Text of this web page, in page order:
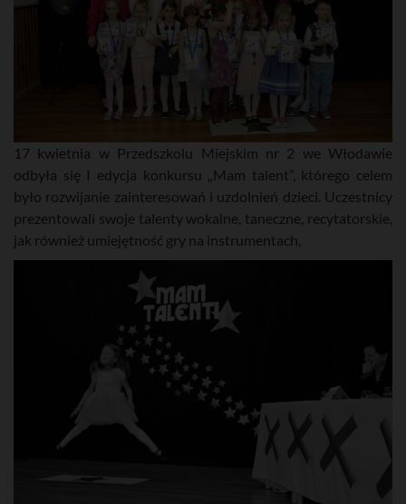
17 kwietnia w Przedszkolu Miejskim nr 2 we Włodawie
odbyła się I edycja konkursu „Mam talent”, którego celem
było rozwijanie zainteresowań i uzdolnień dzieci. Uczestnicy
prezentowali swoje talenty wokalne, taneczne, recytatorskie,
jak również umiejętność gry na instrumentach,